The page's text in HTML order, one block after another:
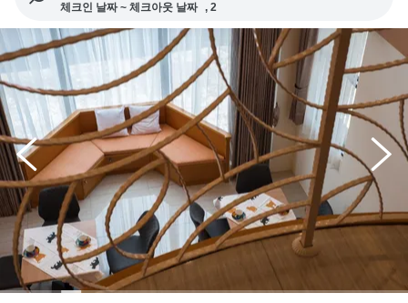
체크인 날짜 ~ 체크아웃 날짜 , 2